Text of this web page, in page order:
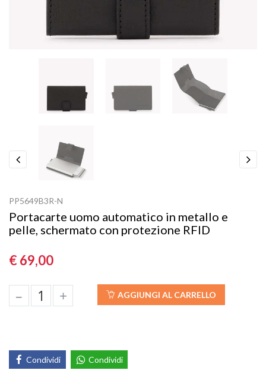
PP5649B3R-N
Portacarte uomo automatico in metallo e
pelle, schermato con protezione RFID
€ 69,00
– + AGGIUNGI AL CARRELLO
Condividi Condividi